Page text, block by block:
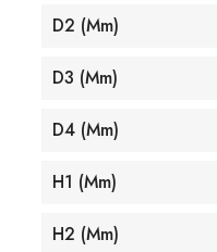
D2 (mm)
D3 (mm)
D4 (mm)
H1 (mm)
H2 (mm)